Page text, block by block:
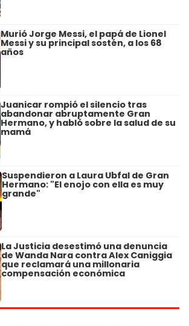
Murió Jorge Messi, el papá de Lionel
Messi y su principal sostén, a los 68
años
Juanicar rompió el silencio tras
abandonar abruptamente Gran
Hermano, y habló sobre la salud de su
mamá
Suspendieron a Laura Ubfal de Gran
Hermano: "El enojo con ella es muy
grande"
La Justicia desestimó una denuncia
de Wanda Nara contra Alex Caniggia
que reclamará una millonaria
compensación económica